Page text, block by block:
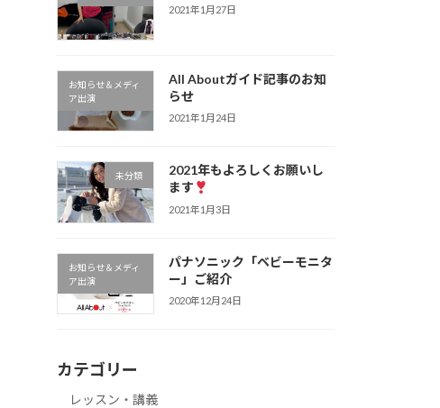
2021年1月27日
お知らせ＆メディ
ア出演
All Aboutガイド記事のお知
らせ
2021年1月24日
未分類
2021年もよろしくお願いし
ます
2021年1月3日
お知らせ＆メディ
ア出演
パナソニック「ベビーモニタ
ー」ご紹介
2020年12月24日
カテゴリー
レッスン・講義